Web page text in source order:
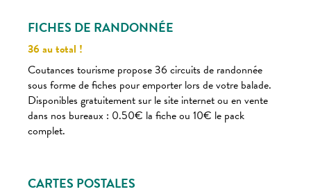
FICHES DE RANDONNÉE
36 au total !
Coutances tourisme propose 36 circuits de randonnée
sous forme de fiches pour emporter lors de votre balade.
Disponibles gratuitement sur le site internet ou en vente
dans nos bureaux : 0.50€ la fiche ou 10€ le pack
complet.
CARTES POSTALES